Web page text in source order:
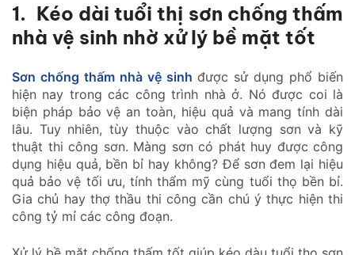
1. Kéo dài tuổi thị sơn chống thấm
nhà vệ sinh nhờ xử lý bề mặt tốt
Sơn chống thấm nhà vệ sinh được sử dụng phổ biến
hiện nay trong các công trình nhà ở. Nó được coi là
biện pháp bảo vệ an toàn, hiệu quả và mang tính dài
lâu. Tuy nhiên, tùy thuộc vào chất lượng sơn và kỹ
thuật thi công sơn. Màng sơn có phát huy được công
dụng hiệu quả, bền bỉ hay không? Để sơn đem lại hiệu
quả bảo vệ tối ưu, tính thẩm mỹ cùng tuổi thọ bền bỉ.
Gia chủ hay thợ thầu thi công cần chú ý thực hiện thi
công tỷ mỉ các công đoạn.